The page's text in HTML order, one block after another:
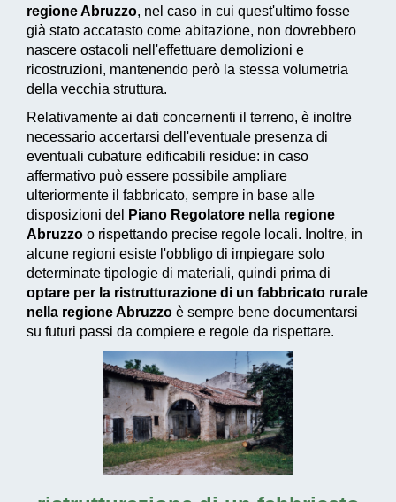
regione Abruzzo, nel caso in cui quest'ultimo fosse
già stato accatasto come abitazione, non dovrebbero
nascere ostacoli nell'effettuare demolizioni e
ricostruzioni, mantenendo però la stessa volumetria
della vecchia struttura.
Relativamente ai dati concernenti il terreno, è inoltre
necessario accertarsi dell'eventuale presenza di
eventuali cubature edificabili residue: in caso
affermativo può essere possibile ampliare
ulteriormente il fabbricato, sempre in base alle
disposizioni del
Piano Regolatore nella regione
Abruzzo o rispettando precise regole locali. Inoltre, in
alcune regioni esiste l'obbligo di impiegare solo
determinate tipologie di materiali, quindi prima di
optare per la ristrutturazione di un fabbricato rurale
nella regione Abruzzo è sempre bene documentarsi
su futuri passi da compiere e regole da rispettare.